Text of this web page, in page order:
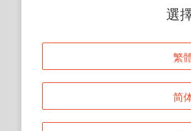
頁面
返
選
繁
简